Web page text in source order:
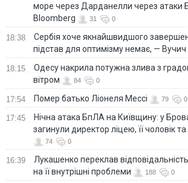
море через Дарданелли через атаки
Bloomberg
31 0
18:38
Сербія хоче якнайшвидшого
підстав для оптимізму немає, — Вучич
18:15
Одесу накрила потужна злива з
вітром
84 0
17:54 Помер батько Ліонеля Мессі 79 0
17:45
Нічна атака БпЛА на Київщину: у
загинули директор ліцею, її чоловік
74 0
16:39
Лукашенко переклав відповідальність
на її внутрішні проблеми
188 0